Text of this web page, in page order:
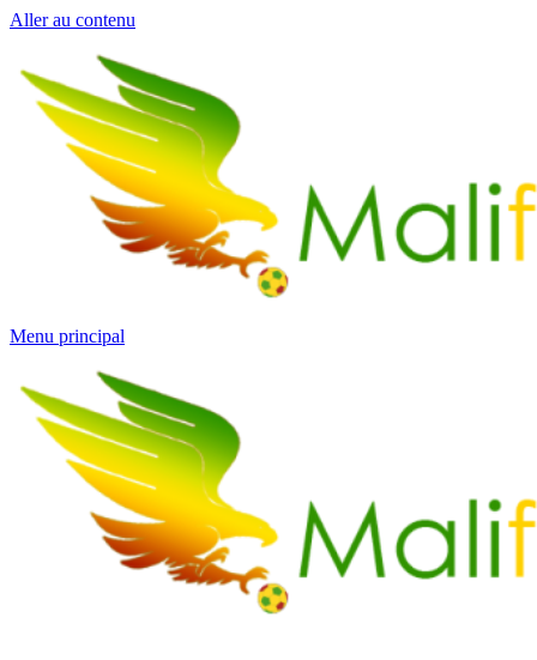
Aller au contenu
Menu principal